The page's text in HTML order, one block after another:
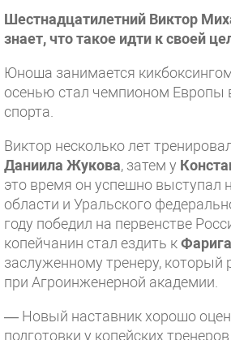
Шестнадцатилетний Виктор
знает, что такое идти к своей
Юноша занимается
осенью стал чемпионом Европы
спорта.
Виктор несколько лет
Даниила Жукова, затем у
это время он успешно выступал
области и Уральского
году победил на первенстве
копейчанин стал ездить к
заслуженному тренеру, который
при Агроинженерной академии.
— Новый наставник хорошо
подготовки у копейских